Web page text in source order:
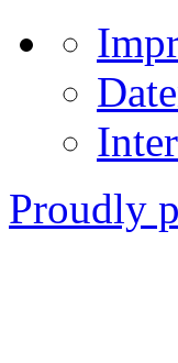
Proudly